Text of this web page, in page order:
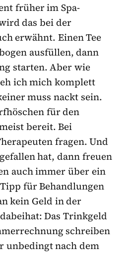
früher im Spa-
das bei der
erwähnt. Einen Tee
ausfüllen, dann
starten. Aber wie
ich mich komplett
muss nackt sein.
für den
bereit. Bei
fragen. Und
hat, dann freuen
auch immer über ein
für Behandlungen
kein Geld in der
Das Trinkgeld
schreiben
unbedingt nach dem